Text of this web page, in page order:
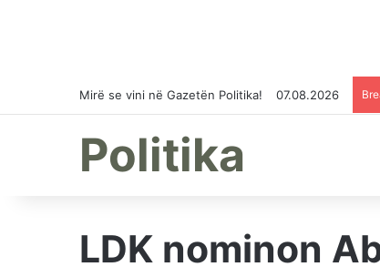
Mirë se vini në Gazetën Politika! 07.08.2026
Politika
LDK nominon